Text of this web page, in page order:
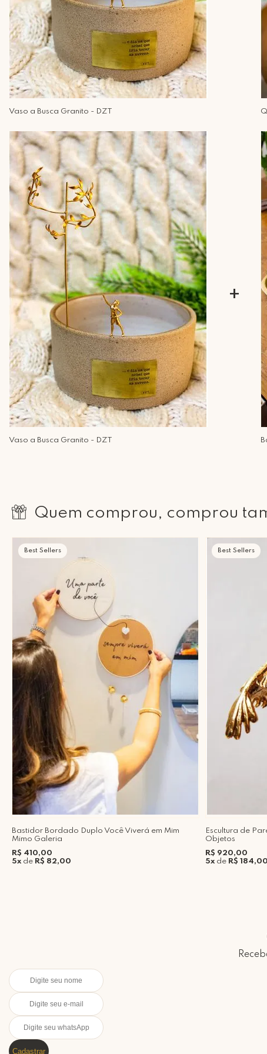
Vaso a Busca Granito - DZT
Vaso a Busca Granito - DZT
+
Quem comprou, comprou
Best Sellers
Bastidor Bordado Duplo Você Viverá em Mim
Mimo Galeria
R$ 410,00
5xde R$ 82,00
Best Sellers
Escultura de
Objetos
R$ 920,00
5xde R$ 184,00
Cadastrar